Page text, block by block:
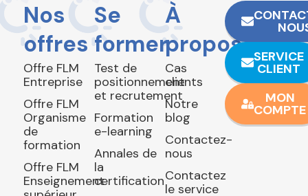
Nos
offres
Offre FLM
Entreprise
Offre FLM
Organisme
de
formation
Offre FLM
Enseignement
Se
former
Test de
positionnement
et recrutement
Formation
e-learning
Annales de
la
certification
À
propos
Cas
clients
Notre
blog
Contactez-
nous
Contactez
le service
SERVICE
CLIENT
MON
COMPTE